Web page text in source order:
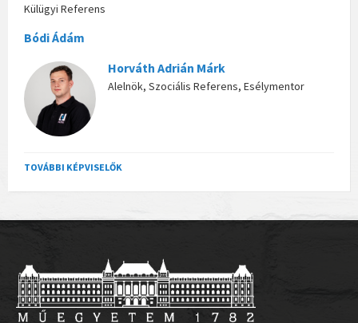
Külügyi Referens
Bódi Ádám
Horváth Adrián Márk
Alelnök, Szociális Referens, Esélymentor
TOVÁBBI KÉPVISELŐK